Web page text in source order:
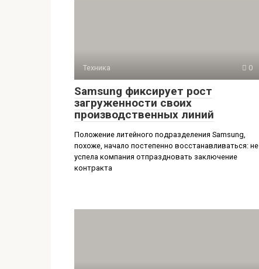
Техника 0
Samsung фиксирует рост
загруженности своих
производственных линий
Положение литейного подразделения Samsung,
похоже, начало постепенно восстанавливаться: не
успела компания отпраздновать заключение
контракта